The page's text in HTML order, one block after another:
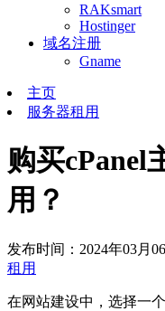
RAKsmart
Hostinger
域名注册
Gname
主页
服务器租用
购买cPanel
用？
发布时间：2024年03月
租用
在网站建设中，选择一